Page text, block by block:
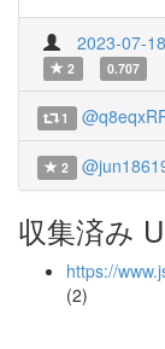
2023-07-
2
0.707
1
2
収集済み
https://
(2)